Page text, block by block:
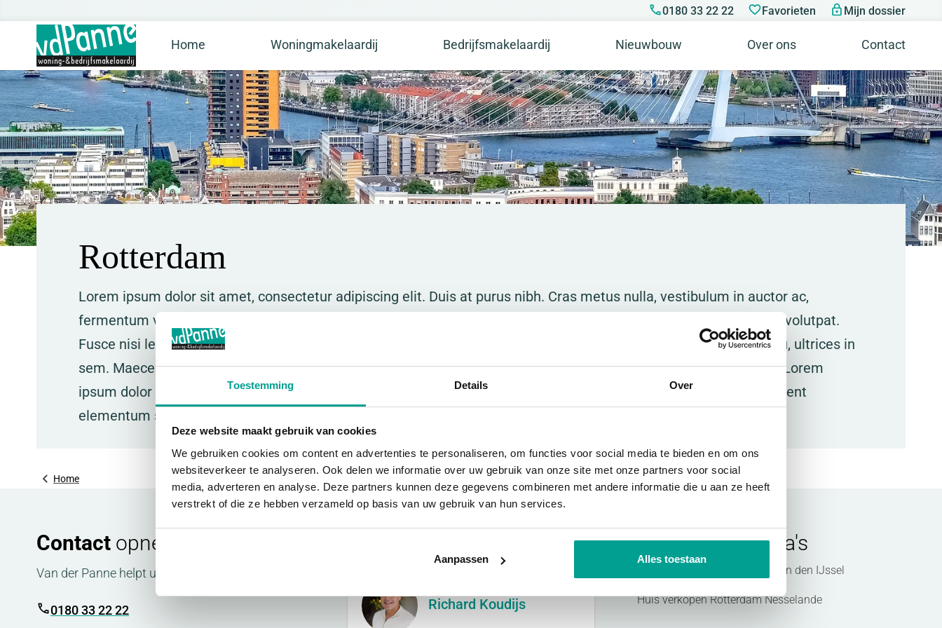
Toestemming Details Over
Deze website maakt gebruik van cookies
We gebruiken cookies om content en advertenties te personaliseren, om functies voor social media te bieden en om ons
websiteverkeer te analyseren. Ook delen we informatie over uw gebruik van onze site met onze partners voor social
media, adverteren en analyse. Deze partners kunnen deze gegevens combineren met andere informatie die u aan ze heeft
verstrekt of die ze hebben verzameld op basis van uw gebruik van hun services.
Aanpassen Alles toestaan
0180 33 22 22 Favorieten Mijn dossier
Home Woningmakelaardij Bedrijfsmakelaardij Nieuwbouw Over ons Contact
Rotterdam
Lorem ipsum dolor sit amet, consectetur adipiscing elit. Duis at purus nibh. Cras metus nulla, vestibulum in auctor ac,
fermentum vitae tellus. Donec sed aliquam nisl. Sed eu leo id est pretium euismod. Nulla id justo at mi venenatis volutpat.
Fusce nisi leo, placerat id condimentum a, accumsan vitae tortor. Nunc magna nunc, venenatis nec elementum eu, ultrices in
sem. Maecenas tincidunt semper molestie. Nulla nec neque sit amet libero molestie feugiat. Cras id metus velit. Lorem
ipsum dolor sit amet, consectetur adipiscing elit. Nullam lobortis arcu non leo porta ut euismod ante luctus. Praesent
elementum sodales dolor id scelerisque.
Home
Contact opnemen?
Van der Panne helpt u graag snel op weg.
0180 33 22 22 Richard Koudijs
Populairepagina's
Huis verkopen Nieuwerkerk aan den IJssel
Huis verkopen Rotterdam Nesselande